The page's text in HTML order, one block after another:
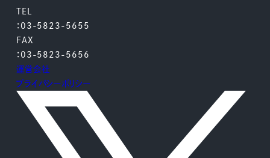
TEL
：03-5823-5655
FAX
：03-5823-5656
運営会社
プライバシーポリシー